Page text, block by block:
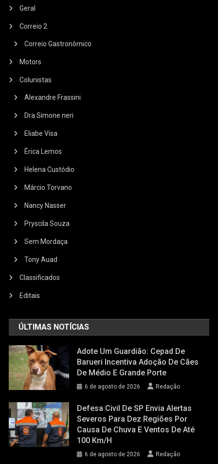
Geral
Correio 2
Correio Gastronômico
Motors
Colunistas
Alexandre Frassini
Dra Simone neri
Eliabe Visa
Érica Lemos
Helena Custódio
Márcio Torvano
Nancy Nasser
Pryscila Souza
Sem Mordaça
Tony Auad
Classificados
Editais
ÚLTIMAS NOTÍCIAS
Adote Um Guardião: Cepad De
Barueri Incentiva Adoção De Cães
De Médio E Grande Porte
6 de agosto de 2026 Redação
Defesa Civil De SP Envia Alertas
Severos Para Dez Regiões Por
Causa De Chuva E Ventos De Até
100 Km/h
6 de agosto de 2026 Redação